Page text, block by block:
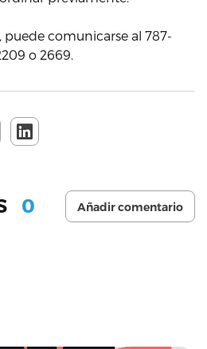
comunicarse al 787-
o 2669.
0 Añadir comentario